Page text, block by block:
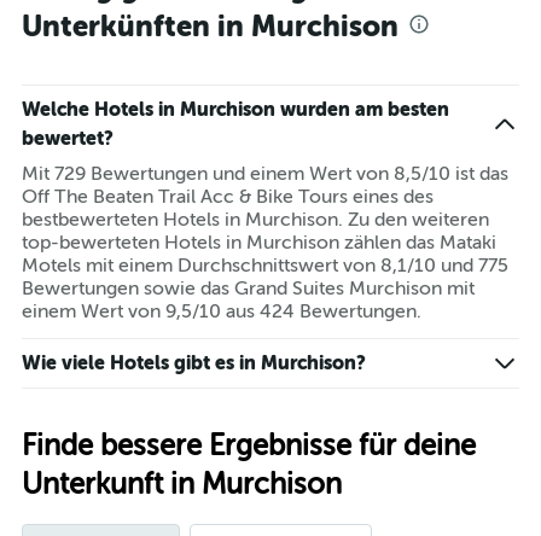
Unterkünften in Murchison
Welche Hotels in Murchison wurden am besten
bewertet?
Mit 729 Bewertungen und einem Wert von 8,5/10 ist das
Off The Beaten Trail Acc & Bike Tours eines des
bestbewerteten Hotels in Murchison. Zu den weiteren
top-bewerteten Hotels in Murchison zählen das Mataki
Motels mit einem Durchschnittswert von 8,1/10 und 775
Bewertungen sowie das Grand Suites Murchison mit
einem Wert von 9,5/10 aus 424 Bewertungen.
Wie viele Hotels gibt es in Murchison?
Finde bessere Ergebnisse für deine
Unterkunft in Murchison